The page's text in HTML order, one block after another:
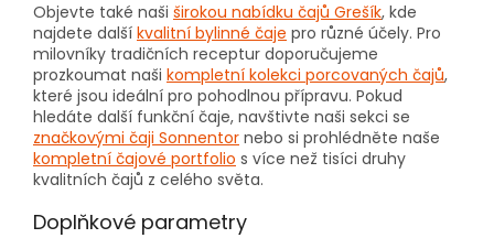
Objevte také naši širokou nabídku čajů Grešík, kde
najdete další kvalitní bylinné čaje pro různé účely. Pro
milovníky tradičních receptur doporučujeme
prozkoumat naši kompletní kolekci porcovaných čajů,
které jsou ideální pro pohodlnou přípravu. Pokud
hledáte další funkční čaje, navštivte naši sekci se
značkovými čaji Sonnentor nebo si prohlédněte naše
kompletní čajové portfolio s více než tisíci druhy
kvalitních čajů z celého světa.
Doplňkové parametry